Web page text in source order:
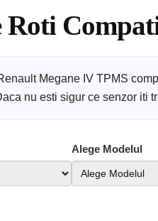
Roti
Megane IV TPMS
nu esti sigur ce senzor iti
Alege Modelul